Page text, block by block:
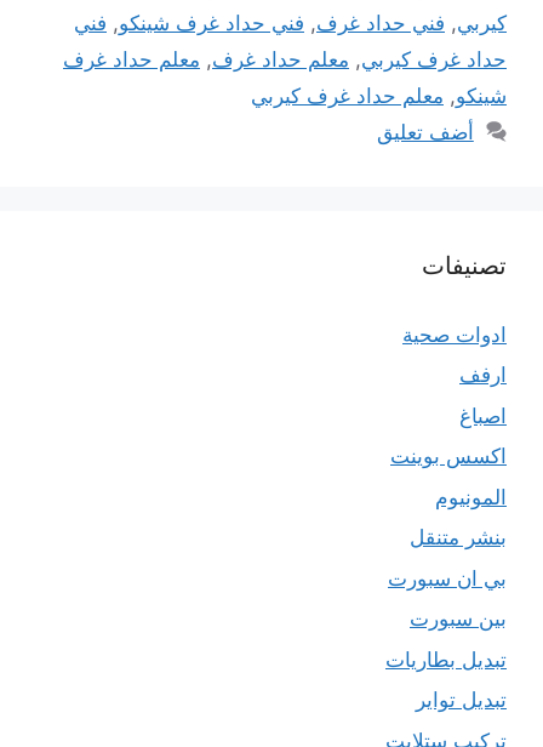
كيربي, فني حداد غرف, فني حداد غرف شينكو, فني
حداد غرف كيربي, معلم حداد غرف, معلم حداد غرف
شينكو, معلم حداد غرف كيربي
أضف تعليق
تصنيفات
ادوات صحية
ارفف
اصباغ
اكسس بوينت
المونيوم
بنشر متنقل
بي ان سبورت
بين سبورت
تبديل بطاريات
تبديل تواير
تركيب ستلايت